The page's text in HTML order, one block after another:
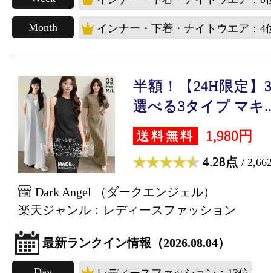
Month インナー・下着・ナイトウエア：4
半額！【24H限定】
選べる3タイプ マキ
送料無料 1,980円
4.28点 /
Dark Angel （ダークエンジェル）
楽天ジャンル：レディースファッション
最新ランクイン情報（2026.08.04）